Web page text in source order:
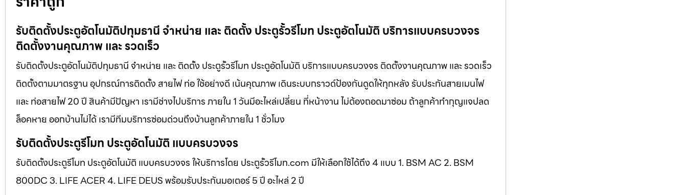
รับติดตั้งประตูอัตโนมัติปทุมธานี จำหน่าย และ ติดตั้ง ประตูรั้วรีโมท ประตูอัตโนมัติ บริการแบบครบวงจร
ติดตั้งงานคุณภาพ และ รวดเร็ว
รับติดตั้งประตูอัตโนมัติปทุมธานี จำหน่าย และ ติดตั้ง ประตูรั้วรีโมท ประตูอัตโนมัติ บริการแบบครบวงจร ติดตั้งงานคุณภาพ และ รวดเร็ว
ติดตั้งตามมาตรฐาน อุปกรณ์การติดตั้ง สายไฟ ท่อ ใช้อย่างดี เน้นคุณภาพ เดินระบบกราวด์ป้องกันดูดให้ทุกหลัง รับประกันสายเมนไฟ
และ ท่อสายไฟ 20 ปี สินค้ามีปัญหา เรามีช่างไปบริการ ภายใน 1 วันมีอะไหล่เปลี่ยน ที่หน้างาน ไม่ต้องถอดมาซ่อม ถ้าลูกค้าทำกุญแจปลด
ล็อคหาย ออกบ้านไม่ได้ เรามีทีมบริการซ่อมด่วนถึงบ้านลูกค้าภายใน 1 ชั่วโมง
รับติดตั้งประตูรีโมท ประตูอัตโนมัติ แบบครบวงจร
รับติดตั้งประตูรีโมท ประตูอัตโนมัติ แบบครบวงจร ให้บริการโดย ประตูรั้วรีโมท.com มีให้เลือกใช้ได้ถึง 4 แบบ 1. BSM AC 2. BSM
800DC 3. LIFE ACER 4. LIFE DEUS พร้อมรับประกันมอเตอร์ 5 ปี อะไหล่ 2 ปี